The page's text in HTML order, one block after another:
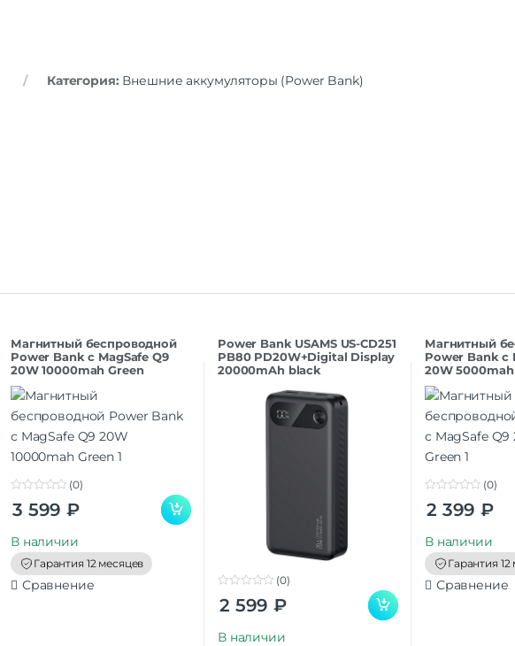
Категория: Внешние аккумуляторы (Power Bank)
Магнитный беспроводной
Power Bank с MagSafe Q9
20W 10000mah Green
o
o
(0)
3 599 ₽
В наличии
Гарантия 12 месяцев
Сравнение
Power Bank USAMS US-CD251
PB80 PD20W+Digital Display
20000mAh black
o
o
(0)
2 599 ₽
В наличии
Магнитный
Power Bank с
20W 5000mah
o
o
(0)
2 399 ₽
В наличии
Гарантия
Сравнение